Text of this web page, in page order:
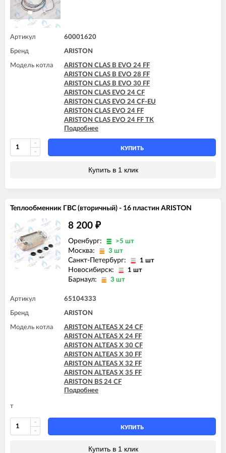
ARISTON MATIS 24 CF
ARISTON MATIS 24 CF-EU
Артикул 60001620
Бренд ARISTON
Модель котла
ARISTON CLAS B EVO 24 FF
ARISTON CLAS B EVO 28 FF
ARISTON CLAS B EVO 30 FF
ARISTON CLAS EVO 24 CF
ARISTON CLAS EVO 24 CF-EU
ARISTON CLAS EVO 24 FF
ARISTON CLAS EVO 24 FF TK
ARISTON CLAS EVO 28 CF
ARISTON CLAS EVO 28 FF
ARISTON CLAS EVO SYSTEM 24 CF
ARISTON CLAS EVO SYSTEM 24 FF
ARISTON CLAS EVO SYSTEM 28 FF
ARISTON GENUS EVO 30 CF
ARISTON GENUS EVO 30 FF
ARISTON GENUS EVO 32 FF
ARISTON GENUS EVO 35 FF
Подробнее
КУПИТЬ
Купить в 1 клик
Теплообменник ГВС (вторичный) - 16 пластин ARISTON
8 200 ₽
Оренбург: >5 шт
Москва: 3 шт
Санкт-Петербург: 1 шт
Новосибирск: 1 шт
Барнаул: 3 шт
Артикул 65104333
Бренд ARISTON
Модель котла
ARISTON ALTEAS X 24 CF
ARISTON ALTEAS X 24 FF
ARISTON ALTEAS X 30 CF
ARISTON ALTEAS X 30 FF
ARISTON ALTEAS X 32 FF
ARISTON ALTEAS X 35 FF
ARISTON BS 24 CF
ARISTON BS 24 FF
ARISTON BS II 24 CF-EU
ARISTON BS II 24 FF
ARISTON CARES X 15 CF
ARISTON CARES X 15 FF
Подробнее
т
КУПИТЬ
Купить в 1 клик